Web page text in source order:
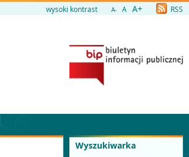
wysoki kontrast A- A A+ RSS
Wyszukiwarka